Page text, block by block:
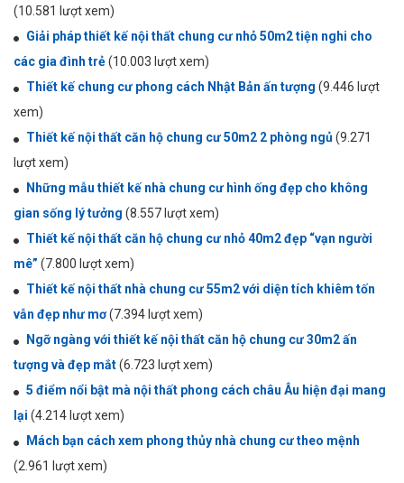
(10.581 lượt xem)
Giải pháp thiết kế nội thất chung cư nhỏ 50m2 tiện nghi cho
các gia đình trẻ(10.003 lượt xem)
Thiết kế chung cư phong cách Nhật Bản ấn tượng (9.446 lượt
xem)
Thiết kế nội thất căn hộ chung cư 50m2 2 phòng ngủ(9.271
lượt xem)
Những mẫu thiết kế nhà chung cư hình ống đẹp cho không
gian sống lý tưởng (8.557 lượt xem)
Thiết kế nội thất căn hộ chung cư nhỏ 40m2 đẹp “vạn người
mê” (7.800 lượt xem)
Thiết kế nội thất nhà chung cư 55m2 với diện tích khiêm tốn
vẫn đẹp như mơ(7.394 lượt xem)
Ngỡ ngàng với thiết kế nội thất căn hộ chung cư 30m2 ấn
tượng và đẹp mắt(6.723 lượt xem)
5 điểm nổi bật mà nội thất phong cách châu Âu hiện đại mang
lại (4.214 lượt xem)
Mách bạn cách xem phong thủy nhà chung cư theo mệnh
(2.961 lượt xem)